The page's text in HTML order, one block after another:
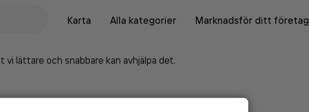
Karta
Alla kategorier Marknadsför ditt företag
lättare och snabbare kan avhjälpa det.